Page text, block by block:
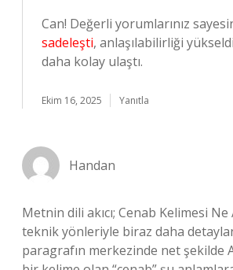
Can! Değerli yorumlarınız
sadeleşti, anlaşılabilirliği
daha kolay ulaştı.
Ekim 16, 2025 Yanıtla
Handan
Metnin dili akıcı; Cenab Kelimesi
teknik yönleriyle biraz daha
paragrafın merkezinde net şekilde